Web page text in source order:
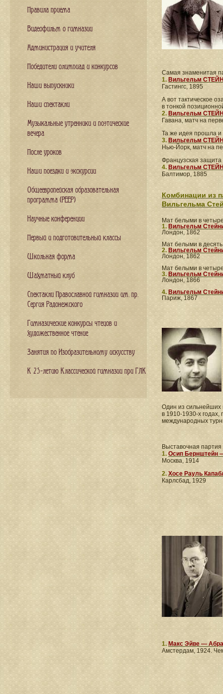
Cамая знаменитая
1. Вильгельм
Гастингс, 1895
А вот тактическое
в тонкой
2. Вильгельм
Гавана, матч на
Та же идея прошла и
3. Вильгельм
Нью-Йорк, матч на
Французская
4. Вильгельм
Балтимор, 1885
Комбинации из
Вильгельма
Мат белыми в
1. Вильгельм
Лондон, 1862
Мат белыми в
2. Вильгельм
Лондон, 1862
Мат белыми в
3. Вильгельм
Лондон, 1866
4. Вильгельм
Париж, 1867
Один из
в 1910-1930-х годах,
международных
Выставочная партия
1. Осип Бернштейн
Москва, 1914
2. Хосе Рауль
Карлсбад, 1929
1. Макс Эйве —
Амстердам, 1924.
Правила приема
Видеофильм о гимназии
Администрация и учителя
Победители олимпиад и конкурсов
Наши выпускники
Наши спектакли
Музыкальные утренники и поэтические
вечера
После уроков
Наши поездки и экскурсии
Общеевропейская образовательная
программа (PEEP)
Научные конференции
Первый и подготовительный классы
Школьная форма
Шахматный клуб
Спектакли Православной гимназии им. пр.
Сергия Радонежского
Гимназические конкурсы чтецов и
художественное чтение
Занятия по Изобразительному искусству
К 25-летию Классической гимназии при ГЛК